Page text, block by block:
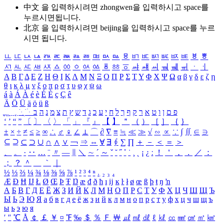
中文 을 입력하시려면 zhongwen을 입력하시고 space를
누르시면됩니다.
北京 을 입력하시려면 beijing을 입력하시고 space를 누르
시면 됩니다.
ㅥ ㅦ ㅧ ㅨ ㅩ ㅪ ㅫ ㅬ ㅭ ㅮ ㅯ ㅰ ㅱ ㅲ ㅳ ㅴ ㅵ ㅶ ㅷ ㅸ
ㅹ
ㅺ ㅻ ㅼ ㅽ ㅾ ㅿ ㆀ ㆁ ㆂ ㆃ ㆄ ㆅ ㆆ ㆇ ㆈ ㆉ ㆊ ㆋ ㆌ ㆍ
ㆎ
Α Β ΓΔ Ε Ζ Η Θ Ι ΚΛ Μ Ν Ξ Ο Π Ρ Σ ΤΥ Φ Χ Ψ Ω α β γ δ ε ζ η
θ ι κ λ μ ν ξ ο π ρ σ τ υ φ χ ψ ω
á à Á À é è É È ç Ç ê
Ä Ö Ü ä ö ü ß
ִֶֹ ֻּ ׁׂ פ ם ן ו ט א ר ק ף ך ל ח י ע כ ג ד ש ץ ת צ מ נ ה ב
‘ ’ “ ” 〔 〕 〈 〉 「 」 『 』 【 】 ＂ （ ） ［ ］ ｛ ｝
± × ÷ ≠ ≤ ≥ ∞ ∴ ♂ ♀ ∠ ⊥ ⌒ ∂ ∇ ≡ ≒ ≪ ≫ √ ∽ ∝ ∵ ∫ ∬ ∈ ∋
⊆ ⊇ ⊂ ⊃ ∪ ∩ ∧ ∨ ￢ ⇒ ⇔ ∀ ∃ ∮ ∑ ∏ ＋ － ＜ ＝
＞
、
。 · ‥ … ¨ 〃 ― ＼ ∼ ´ ～ ˇ ˘ ˝ ˚ ˙ ¸ ¡ ¿ ː ！ ＇ ， ． ／
：
；
？ ＾ ｀
½ ⅓ ⅔ ¼ ¾ ⅛ ⅜ ⅝ ⅞ ¹ ² ³ ⁴ ⁿ ₁ ₂ ₃ ₄
Æ Ð Ħ Ĳ Ł Ø Œ Þ Ŧ Ŋ æ đ ð ħ ı ĳ ĸ ŀ ł ø œ ß þ ŧ ŋ ŉ
А Б В Г Д Е Ё Ж З И Й К Л М Н О П Р С Т У Ф Х Ц Ч Ш Щ Ъ
Ы Ь Э Ю Я а б в г д е ё ж з и й к л м н о п р с т у ф х ц ч ш щ ъ
ы ь э ю я
′ ″ ℃ Å ￠ ￡ ￥ ¤ ℉ ‰ ＄ ％ Ｆ ￦ ㎕ ㎖ ㎗ ℓ ㎘ ㏄ ㎣ ㎤ ㎥ ㎦